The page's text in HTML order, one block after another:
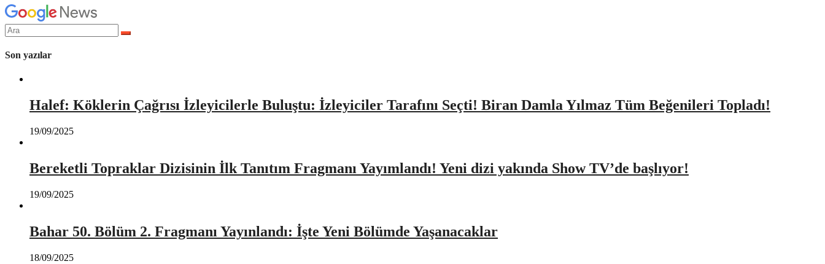
Arama
yap:
Son yazılar
Halef: Köklerin Çağrısı İzleyicilerle Buluştu: İzleyiciler Tarafını Seçti! Biran Damla Yılmaz Tüm Beğenileri Topladı!
19/09/2025
Bereketli Topraklar Dizisinin İlk Tanıtım Fragmanı Yayımlandı! Yeni dizi yakında Show TV’de başlıyor!
19/09/2025
Bahar 50. Bölüm 2. Fragmanı Yayınlandı: İşte Yeni Bölümde Yaşanacaklar
18/09/2025